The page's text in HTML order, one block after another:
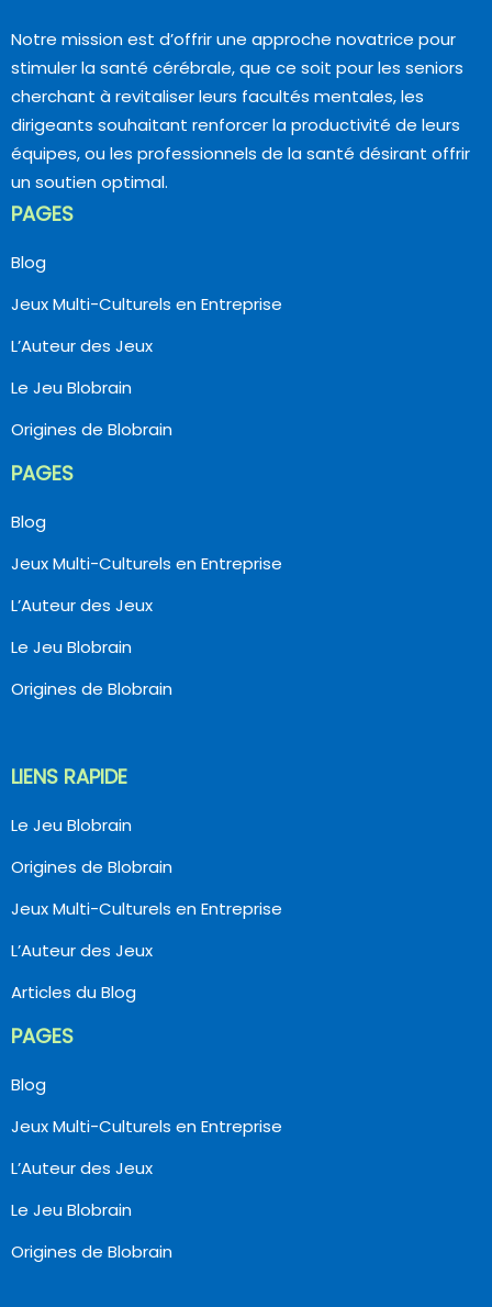
Notre mission est d’offrir une approche novatrice pour
stimuler la santé cérébrale, que ce soit pour les seniors
cherchant à revitaliser leurs facultés mentales, les
dirigeants souhaitant renforcer la productivité de leurs
équipes, ou les professionnels de la santé désirant offrir
un soutien optimal.
PAGES
Blog
Jeux Multi-Culturels en Entreprise
L’Auteur des Jeux
Le Jeu Blobrain
Origines de Blobrain
PAGES
Blog
Jeux Multi-Culturels en Entreprise
L’Auteur des Jeux
Le Jeu Blobrain
Origines de Blobrain
LIENS RAPIDE
Le Jeu Blobrain
Origines de Blobrain
Jeux Multi-Culturels en Entreprise
L’Auteur des Jeux
Articles du Blog
PAGES
Blog
Jeux Multi-Culturels en Entreprise
L’Auteur des Jeux
Le Jeu Blobrain
Origines de Blobrain